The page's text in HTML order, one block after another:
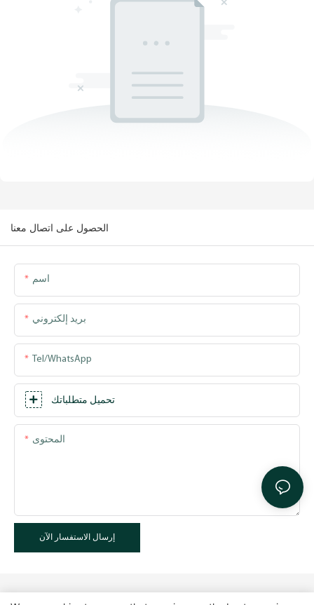
الحصول على اتصال معنا
اسم
بريد إلكتروني
Tel/WhatsApp
تحميل متطلباتك
المحتوى
إرسال الاستفسار الآن